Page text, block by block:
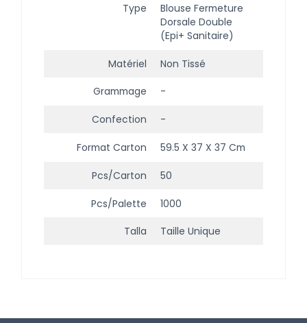
Type
Blouse Fermeture
Dorsale Double
(epi+ Sanitaire)
Matériel Non Tissé
Grammage -
Confection -
Format Carton 59.5 X 37 X 37 Cm
Pcs/carton 50
Pcs/palette 1000
Talla Taille Unique